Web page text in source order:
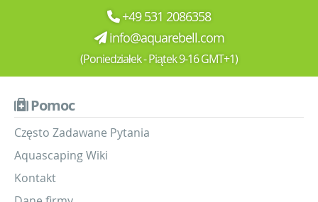
+49 531 2086358
info@aquarebell.com
(Poniedziałek - Piątek 9-16 GMT+1)
Pomoc
Często Zadawane Pytania
Aquascaping Wiki
Kontakt